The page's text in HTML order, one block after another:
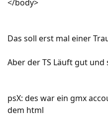
</body>
Das soll erst mal einer
Aber der TS Läuft gut und
psX: des war ein gmx
dem html